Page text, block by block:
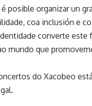
posible organizar un
coa inclusión e
converte
mundo que
do Xacobeo
.